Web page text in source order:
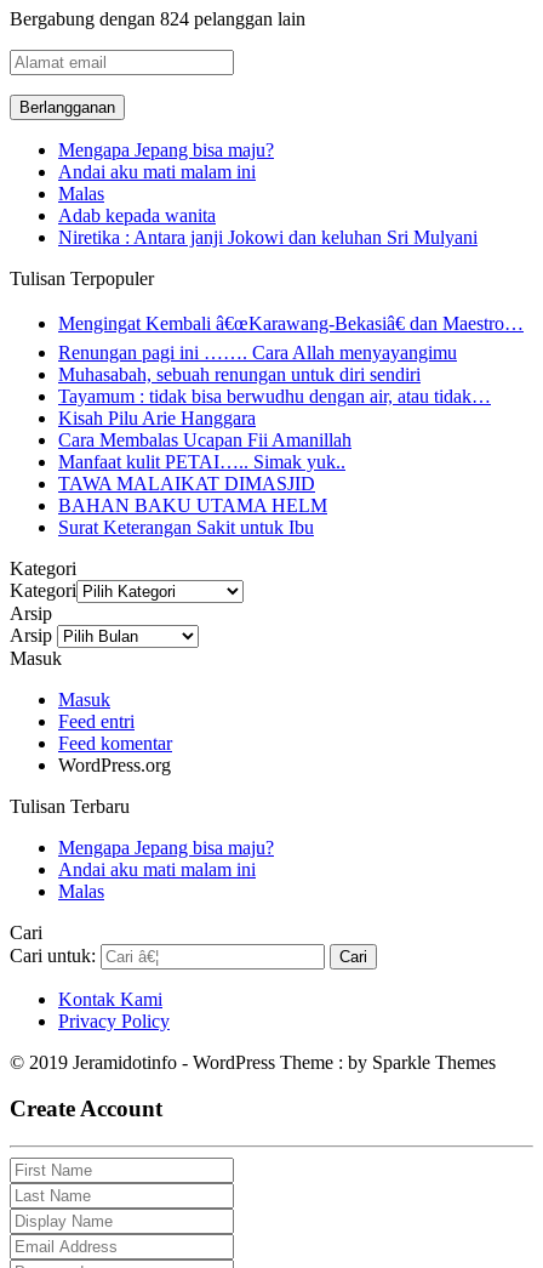
Bergabung dengan 824 pelanggan lain
Alamat
email
Mengapa Jepang bisa maju?
Andai aku mati malam ini
Malas
Adab kepada wanita
Niretika : Antara janji Jokowi dan keluhan Sri Mulyani
Tulisan Terpopuler
Mengingat Kembali â€œKarawang-Bekasiâ€ dan Maestro…
Renungan pagi ini ……. Cara Allah menyayangimu
Muhasabah, sebuah renungan untuk diri sendiri
Tayamum : tidak bisa berwudhu dengan air, atau tidak…
Kisah Pilu Arie Hanggara
Cara Membalas Ucapan Fii Amanillah
Manfaat kulit PETAI….. Simak yuk..
TAWA MALAIKAT DIMASJID
BAHAN BAKU UTAMA HELM
Surat Keterangan Sakit untuk Ibu
Kategori
Kategori
Arsip
Arsip
Masuk
Masuk
Feed entri
Feed komentar
WordPress.org
Tulisan Terbaru
Mengapa Jepang bisa maju?
Andai aku mati malam ini
Malas
Cari
Cari untuk:
Kontak Kami
Privacy Policy
© 2019 Jeramidotinfo - WordPress Theme : by Sparkle Themes
Create Account